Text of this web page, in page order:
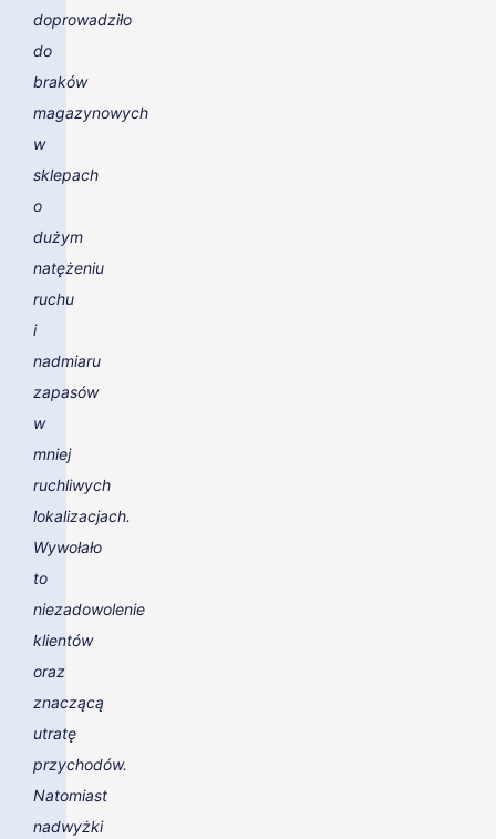
doprowadziło
do
braków
magazynowych
w
sklepach
o
dużym
natężeniu
ruchu
i
nadmiaru
zapasów
w
mniej
ruchliwych
lokalizacjach.
Wywołało
to
niezadowolenie
klientów
oraz
znaczącą
utratę
przychodów.
Natomiast
nadwyżki